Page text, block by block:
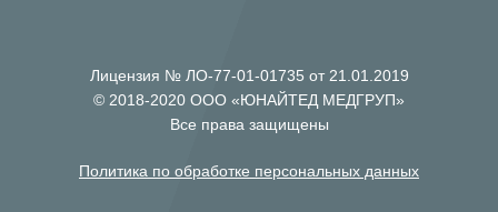
Лицензия № ЛО-77-01-01735 от 21.01.2019
© 2018-2020 ООО «ЮНАЙТЕД МЕДГРУП»
Все права защищены
Политика по обработке персональных данных